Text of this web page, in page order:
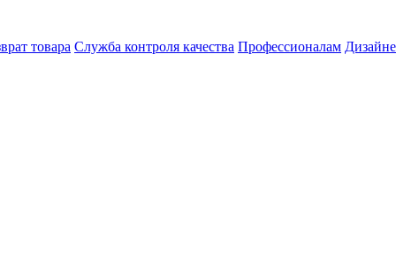
товара Служба контроля качества Профессионалам